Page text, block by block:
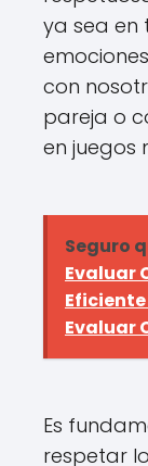
ya sea en
con
pareja o
en juegos
Seguro
Evaluar
Evaluar
Es
respetar